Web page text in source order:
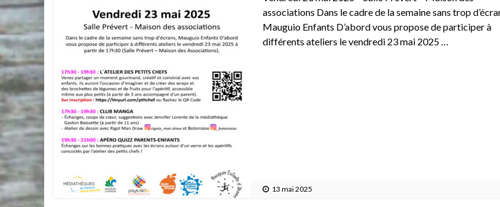
sportif de l’école Albert Camus pour nos jeunes puces de
printemps.Accueil des exposants à 8h00, ouverture à 9h00
31 mars 2025